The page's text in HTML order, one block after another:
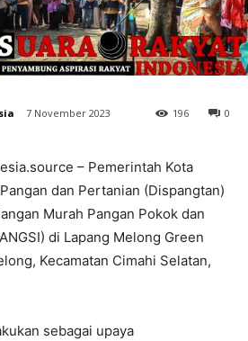
7 November 2023 0
196
– Pemerintah Kota
dan Pertanian (Dispangtan)
Murah Pangan Pokok dan
di Lapang Melong Green
Kecamatan Cimahi Selatan,
sebagai upaya